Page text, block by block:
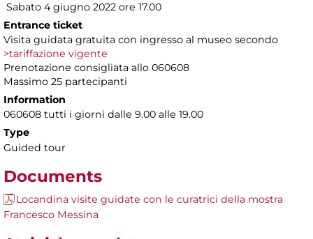
Sabato 4 giugno 2022 ore 17.00
Entrance ticket
Visita guidata gratuita con ingresso al museo secondo
>tariffazione vigente
Prenotazione consigliata allo 060608
Massimo 25 partecipanti
Information
060608 tutti i giorni dalle 9.00 alle 19.00
Type
Guided tour
Documents
Locandina visite guidate con le curatrici della mostra
Francesco Messina